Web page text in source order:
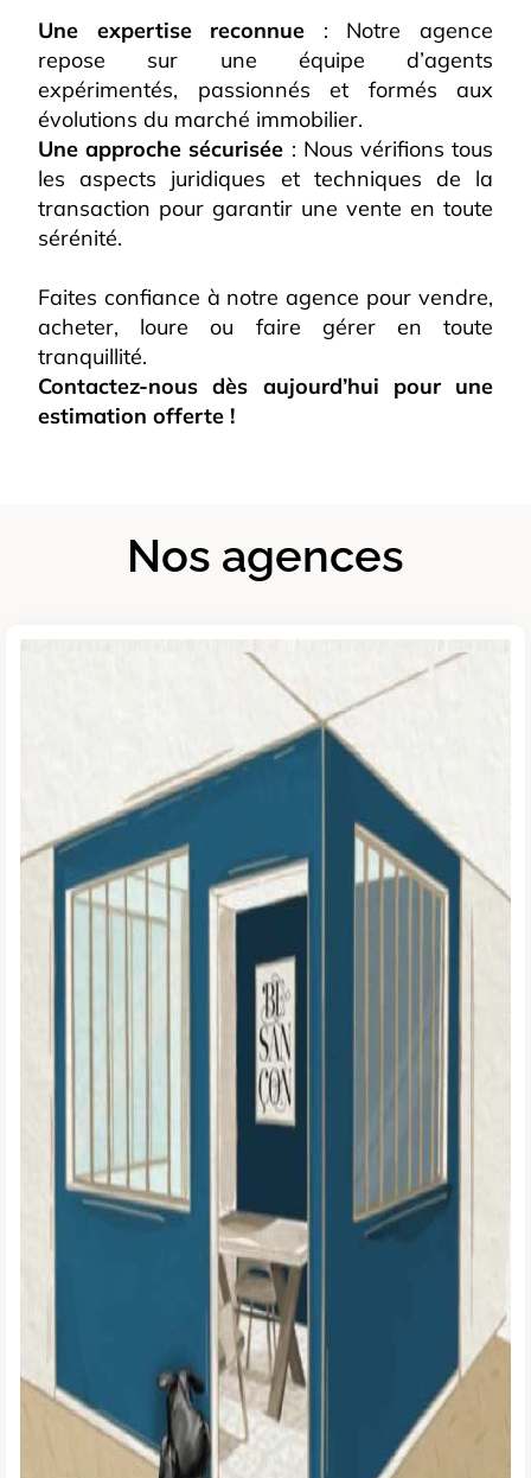
Une expertise reconnue : Notre agence
repose sur une équipe d’agents
expérimentés, passionnés et formés aux
évolutions du marché immobilier.
Une approche sécurisée : Nous vérifions tous
les aspects juridiques et techniques de la
transaction pour garantir une vente en toute
sérénité.
Faites confiance à notre agence pour vendre,
acheter, loure ou faire gérer en toute
tranquillité.
Contactez-nous dès aujourd’hui pour une
estimation offerte !
Nos agences